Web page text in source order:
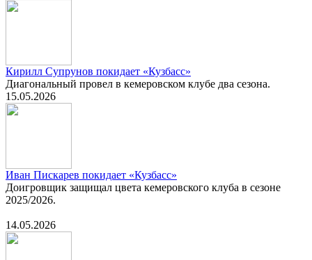
Кирилл Супрунов покидает «Кузбасс»
Диагональный провел в кемеровском клубе два сезона.
15.05.2026
Иван Пискарев покидает «Кузбасс»
Доигровщик защищал цвета кемеровского клуба в сезоне
2025/2026.
14.05.2026